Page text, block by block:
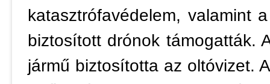
katasztrófavédelem, valamint
biztosított drónok támogatták.
jármű biztosította az oltóvizet.